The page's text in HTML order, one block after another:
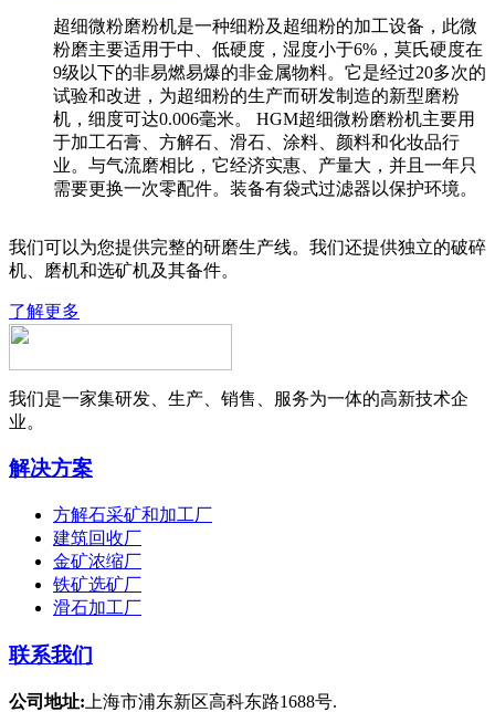
超细微粉磨粉机是一种细粉及超细粉的加工设备，此微
粉磨主要适用于中、低硬度，湿度小于6%，莫氏硬度在
9级以下的非易燃易爆的非金属物料。它是经过20多次的
试验和改进，为超细粉的生产而研发制造的新型磨粉
机，细度可达0.006毫米。 HGM超细微粉磨粉机主要用
于加工石膏、方解石、滑石、涂料、颜料和化妆品行
业。与气流磨相比，它经济实惠、产量大，并且一年只
需要更换一次零配件。装备有袋式过滤器以保护环境。
我们可以为您提供完整的研磨生产线。我们还提供独立的破碎
机、磨机和选矿机及其备件。
了解更多
我们是一家集研发、生产、销售、服务为一体的高新技术企
业。
解决方案
方解石采矿和加工厂
建筑回收厂
金矿浓缩厂
铁矿选矿厂
滑石加工厂
联系我们
公司地址: 上海市浦东新区高科东路1688号.